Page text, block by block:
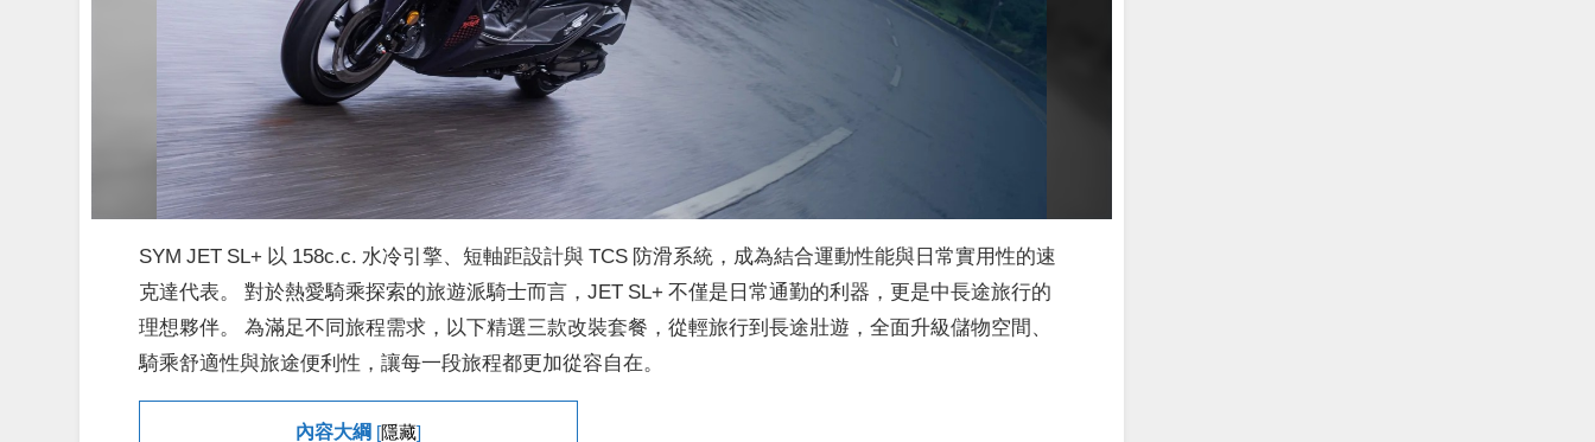
SYM JET SL+ 以 158c.c. 水冷引擎、短軸距設計與 TCS 防滑系統，成為結合運動性能與日常實用性的速
克達代表。
對於熱愛騎乘探索的旅遊派騎士而言，JET SL+ 不僅是日常通勤的利器，更是中長途旅行的
理想夥伴。
為滿足不同旅程需求，以下精選三款改裝套餐，從輕旅行到長途壯遊，全面升級儲物空間、
騎乘舒適性與旅途便利性，讓每一段旅程都更加從容自在。
內容大綱 隱藏